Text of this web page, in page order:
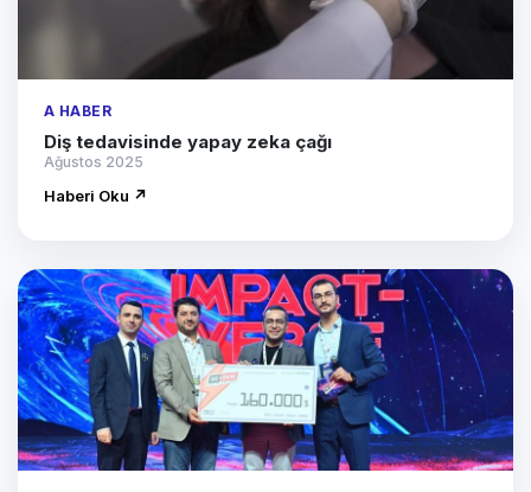
A HABER
Diş tedavisinde yapay zeka çağı
Ağustos 2025
Haberi Oku ↗